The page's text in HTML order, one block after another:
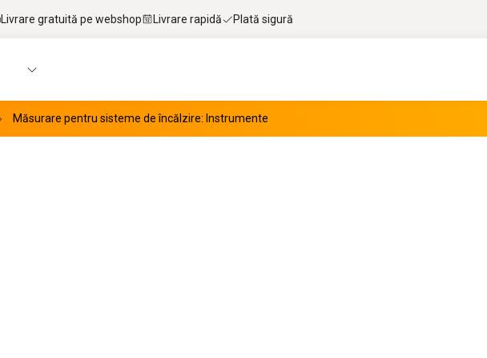
Livrare gratuită pe webshop Livrare rapidă Plată sigură
Măsurare pentru sisteme de încălzire: Instrumente